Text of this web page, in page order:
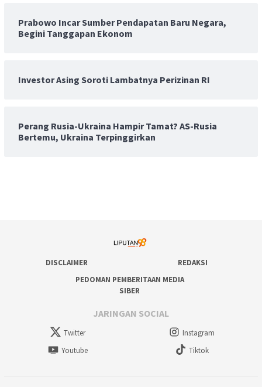
Prabowo Incar Sumber Pendapatan Baru Negara,
Begini Tanggapan Ekonom
Investor Asing Soroti Lambatnya Perizinan RI
Perang Rusia-Ukraina Hampir Tamat? AS-Rusia
Bertemu, Ukraina Terpinggirkan
DISCLAIMER
REDAKSI
PEDOMAN PEMBERITAAN MEDIA
SIBER
JARINGAN SOCIAL
Twitter
Instagram
Youtube
Tiktok